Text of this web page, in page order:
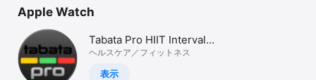
Apple Watch
Tabata Pro HIIT Interval
Timer
ヘルスケア／フィットネス
表示